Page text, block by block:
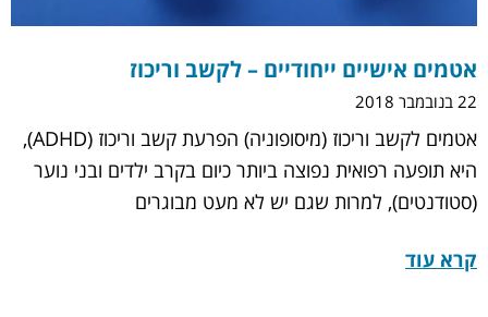
אטמים אישיים ייחודיים – לקשב וריכוז
22 בנובמבר 2018
אטמים לקשב וריכוז (מיסופוניה) הפרעת קשב וריכוז (ADHD),
היא תופעה רפואית נפוצה ביותר כיום בקרב ילדים ובני נוער
(סטודנטים), למרות שגם יש לא מעט מבוגרים
קרא עוד